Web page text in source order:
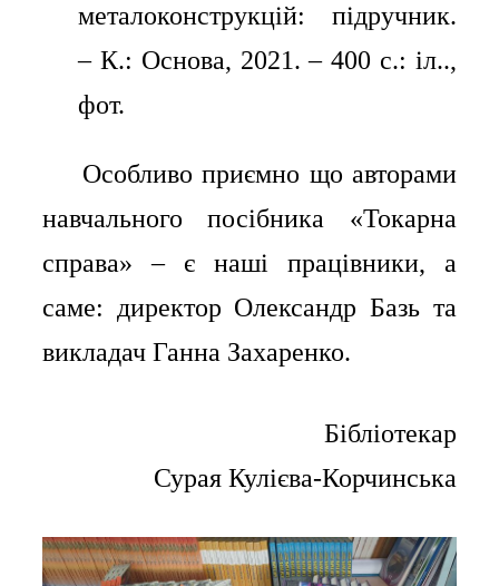
металоконструкцій: підручник.
– К.: Основа, 2021. – 400 с.: іл..,
фот.
⠀⠀Особливо приємно що авторами
навчального посібника «Токарна
справа» – є наші працівники, а
саме: директор Олександр Базь та
викладач Ганна Захаренко.
Бібліотекар
Сурая Кулієва-Корчинська